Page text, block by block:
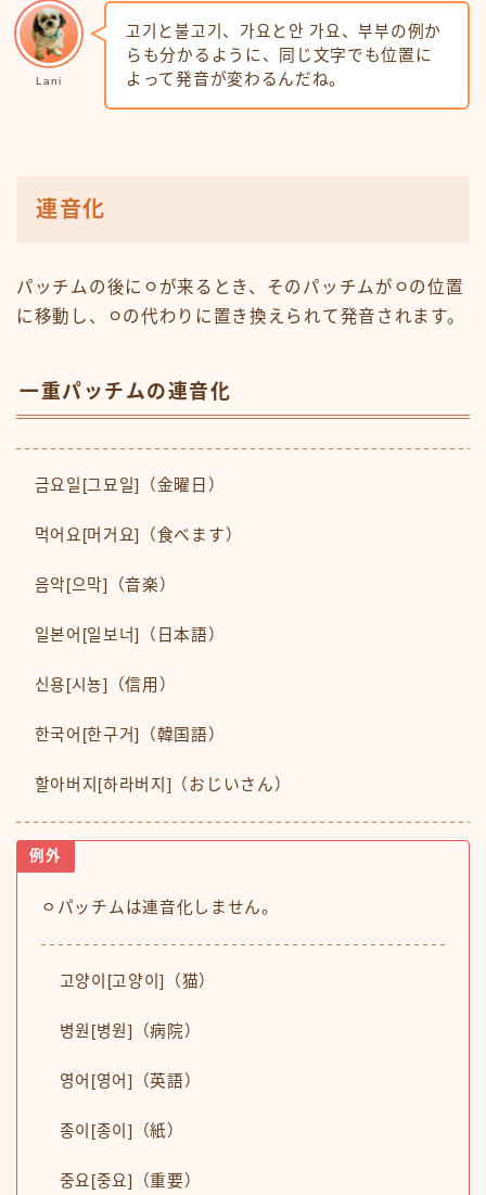
Lani
고기と불고기、가요と안 가요、부부の例か
らも分かるように、同じ文字でも位置に
よって発音が変わるんだね。
連音化
パッチムの後にㅇが来るとき、そのパッチムがㅇの位置
に移動し、ㅇの代わりに置き換えられて発音されます。
一重パッチムの連音化
금요일[그묘일]（金曜日）
먹어요[머거요]（食べます）
음악[으막]（音楽）
일본어[일보너]（日本語）
신용[시뇽]（信用）
한국어[한구거]（韓国語）
할아버지[하라버지]（おじいさん）
例外
ㅇパッチムは連音化しません。
고양이[고양이]（猫）
병원[병원]（病院）
영어[영어]（英語）
종이[종이]（紙）
중요[중요]（重要）